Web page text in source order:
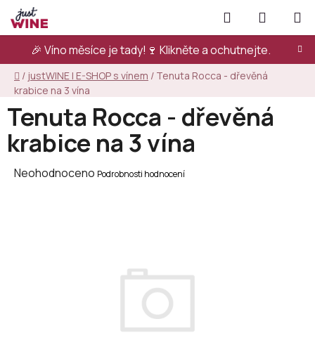
Přejít
na
obsah
🎉 Víno měsíce je tady!🍷 Klikněte a ochutnejte.
Hledat
KOŠÍK
Domů
/ justWINE | E-SHOP s vínem / Tenuta Rocca - dřevěná
krabice na 3 vína
Tenuta Rocca - dřevěná
krabice na 3 vína
Průměrné
Neohodnoceno Podrobnosti hodnocení